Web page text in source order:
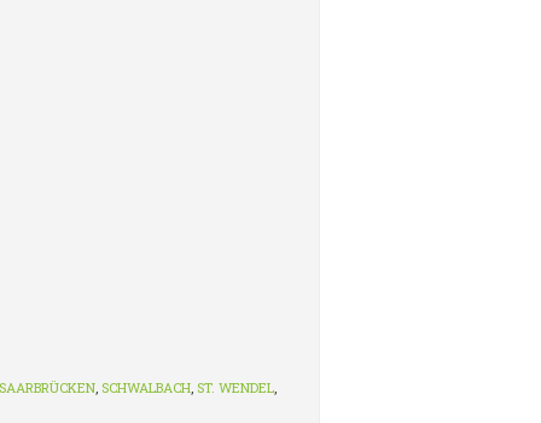
SAARBRÜCKEN,SCHWALBACH,ST. WENDEL,